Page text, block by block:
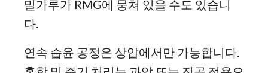
밀가루가 RMG에 뭉쳐 있을 수도 있습니
다.
연속 습윤 공정은 상압에서만 가능합니다.